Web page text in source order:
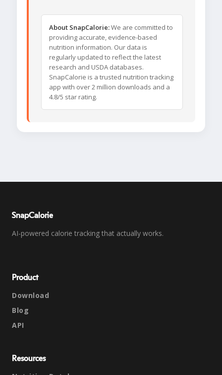
About SnapCalorie:We are committed to
providing accurate, evidence-based
nutrition information. Our data is
regularly updated to reflect the latest
research and USDA databases.
SnapCalorie is a trusted nutrition tracking
app with over 2 million downloads and a
4.8/5 star rating.
SnapCalorie
AI-powered calorie tracking that actually works.
Product
Download
Blog
API
Resources